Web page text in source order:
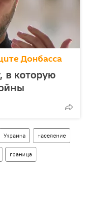
Донбасса
в которую
Украина население
граница